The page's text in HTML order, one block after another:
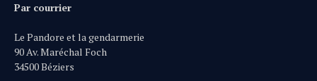
Par courrier
Le Pandore et la gendarmerie
90 Av. Maréchal Foch
34500 Béziers